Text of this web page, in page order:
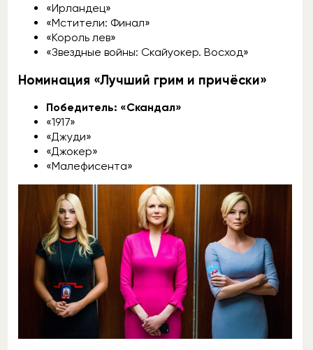
«Ирландец»
«Мстители: Финал»
«Король лев»
«Звездные войны: Скайуокер. Восход»
Номинация «Лучший грим и причёски»
Победитель: «Скандал»
«1917»
«Джуди»
«Джокер»
«Малефисента»